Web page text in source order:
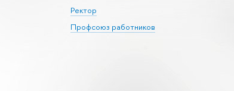
Ректор
Профсоюз работников